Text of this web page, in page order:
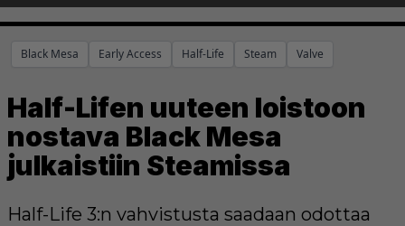
Black Mesa Early Access Half-Life Steam Valve
Half-Lifen uuteen loistoon
nostava Black Mesa
julkaistiin Steamissa
Half-Life 3:n vahvistusta saadaan odottaa